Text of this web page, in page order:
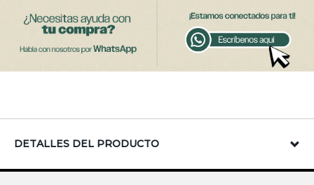
DETALLES DEL PRODUCTO